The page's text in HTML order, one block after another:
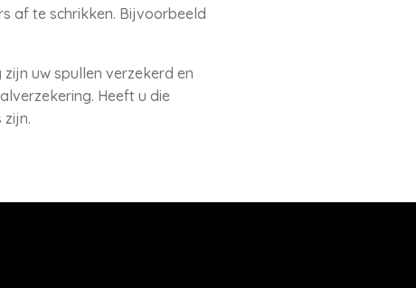
af te schrikken. Bijvoorbeeld
uw spullen verzekerd en
Heeft u die